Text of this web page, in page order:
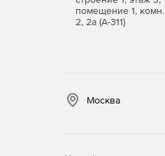
помещение 1,
2, 2а (А-311)
Москва